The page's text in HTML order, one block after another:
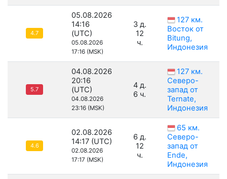
4.7
05.08.2026
14:16
(UTC)
05.08.2026
17:16 (MSK)
3 д.
12
ч.
127 км.
Восток от
Bitung,
Индонезия
5.7
04.08.2026
20:16
(UTC)
04.08.2026
23:16 (MSK)
4 д.
6 ч.
127 км.
Северо-
запад от
Ternate,
Индонезия
4.6
02.08.2026
14:17 (UTC)
02.08.2026
17:17 (MSK)
6 д.
12
ч.
65 км.
Северо-
запад от
Ende,
Индонезия